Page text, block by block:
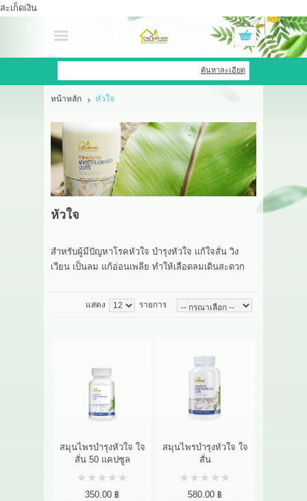
สะเก็ดเงิน
เข้าสู่ระบบ สมัครสมาชิก
สินค้าที่สนใจ
หน้าหลัก
OEM HUB
GREEN HOUSE
ค้นหาละเอียด
หน้าหลัก หัวใจ
หัวใจ
สำหรับผู้มีปัญหาโรคหัวใจ บำรุงหัวใจ แก้ใจสั่น วิง
เวียน เป็นลม แก้อ่อนเพลีย ทำให้เลือดลมเดินสะดวก
แสดง รายการ
สมุนไพรบำรุงหัวใจ ใจ
สั่น 50 แคปซูล
350.00 ฿
สมุนไพรบำรุงหัวใจ ใจ
สั่น
580.00 ฿